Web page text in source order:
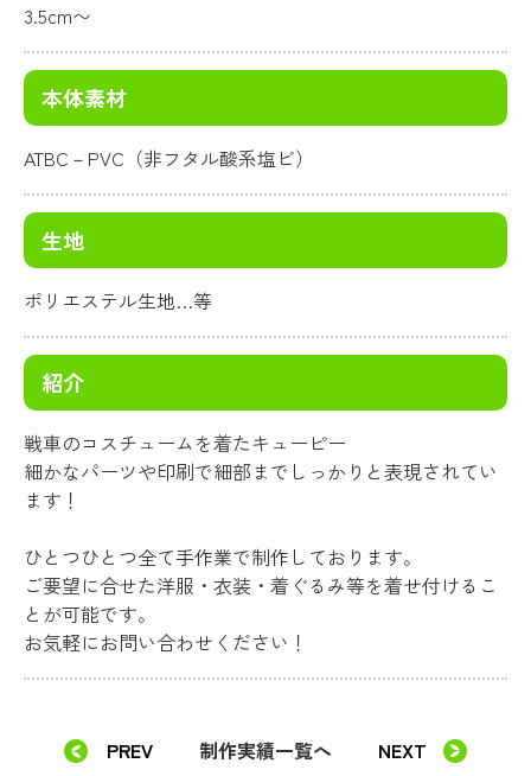
3.5cm〜
本体素材
ATBC－PVC（非フタル酸系塩ビ）
生地
ポリエステル生地…等
紹介
戦車のコスチュームを着たキューピー
細かなパーツや印刷で細部までしっかりと表現されてい
ます！
ひとつひとつ全て手作業で制作しております。
ご要望に合せた洋服・衣装・着ぐるみ等を着せ付けるこ
とが可能です。
お気軽にお問い合わせください！
PREV 制作実績一覧へ NEXT